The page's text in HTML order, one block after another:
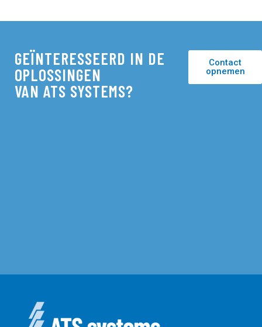
GEÏNTERESSEERD IN DE
OPLOSSINGEN
VAN ATS SYSTEMS?
Contact
opnemen